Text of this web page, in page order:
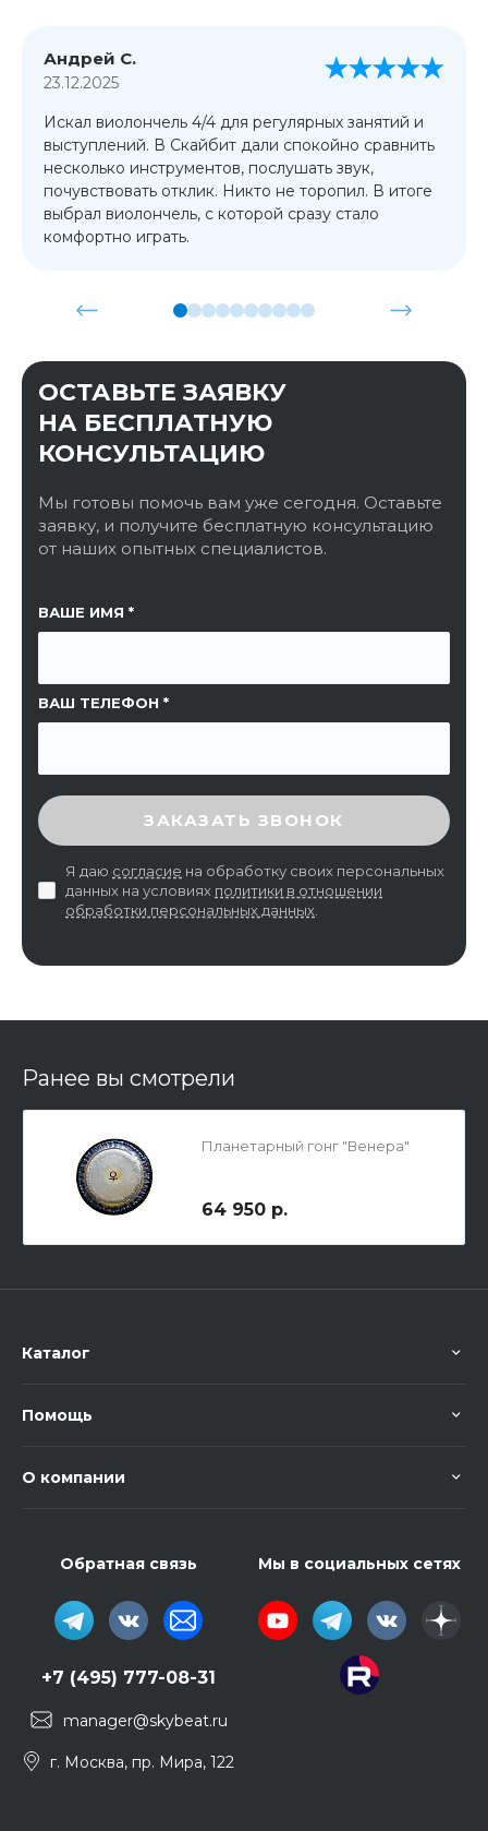
Андрей С.
23.12.2025
Искал виолончель 4/4 для регулярных занятий и
выступлений. В Скайбит дали спокойно сравнить
несколько инструментов, послушать звук,
почувствовать отклик. Никто не торопил. В итоге
выбрал виолончель, с которой сразу стало
комфортно играть.
ОСТАВЬТЕ ЗАЯВКУ
НА БЕСПЛАТНУЮ
КОНСУЛЬТАЦИЮ
Мы готовы помочь вам уже сегодня. Оставьте
заявку, и получите бесплатную консультацию
от наших опытных специалистов.
ВАШЕ ИМЯ
ВАШ ТЕЛЕФОН
ССЫЛКА НА СТРАНИЦУ
ВВЕДИТЕ ПРОВЕРОЧНЫЙ КОД
ЗАКАЗАТЬ ЗВОНОК
Я даю согласие на обработку своих персональных
данных на условиях политики в отношении
обработки персональных данных
Ранее вы смотрели
Планетарный гонг "Венера"
64 950 р.
Каталог
Помощь
О компании
Обратная связь
+7 (495) 777-08-31
manager@skybeat.ru
г. Москва, пр. Мира, 122
Мы в социальных сетях